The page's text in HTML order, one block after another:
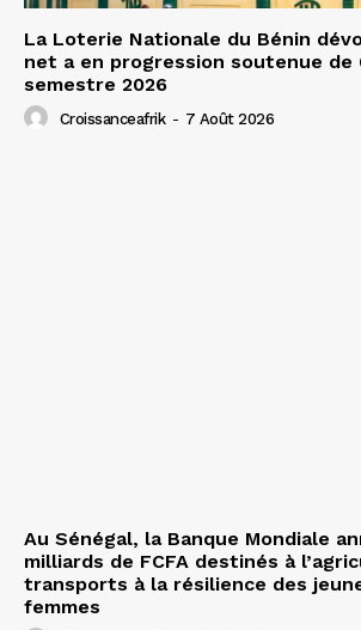
La Loterie Nationale du Bénin
net a en progression soutenue de
semestre 2026
Croissanceafrik - 7 Août 2026
Au Sénégal, la Banque Mondiale
milliards de FCFA destinés à
transports à la résilience des
femmes